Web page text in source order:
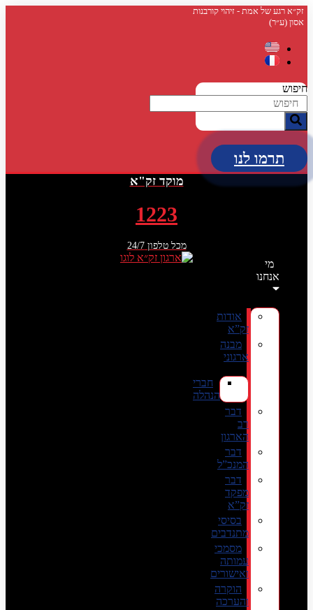
דלג
לתוכן
זק״א רגע של אמת - זיהוי קורבנות
אסון (ע״ר)
חיפוש
תרמו לנו
מוקד זק"א
1223
מכל טלפון 24/7
מי
אנחנו
אודות
זק”א
מבנה
ארגוני
חברי
הנהלה
דבר
רב
הארגון
דבר
המנכ”ל
דבר
מפקד
זק”א
בסיסי
מתנדבים
מסמכי
עמותה
ואישורים
הוקרה
והערכה